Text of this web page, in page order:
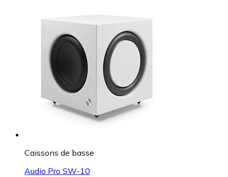
Caissons de basse
Audio Pro SW-10